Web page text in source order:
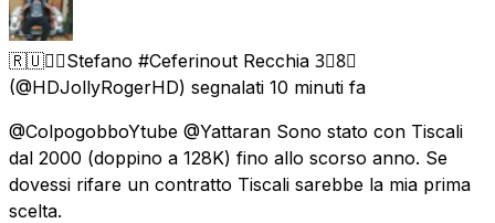
🇷🇺🏴‍☠️Stefano #Ceferinout Recchia 3⃣8⃣
(@HDJollyRogerHD) segnalati 10 minuti fa
@ColpogobboYtube @Yattaran Sono stato con Tiscali
dal 2000 (doppino a 128K) fino allo scorso anno. Se
dovessi rifare un contratto Tiscali sarebbe la mia prima
scelta.